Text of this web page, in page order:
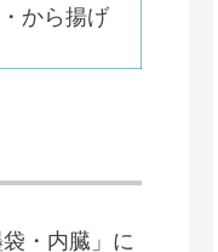
から揚げ
・内臓」に